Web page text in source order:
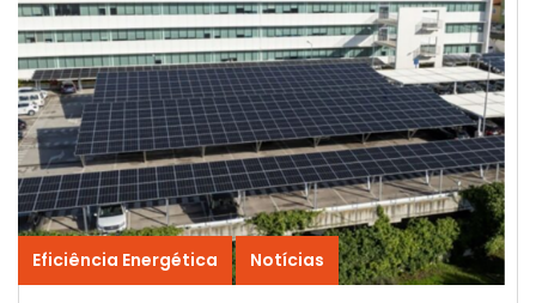
Eficiência Energética Notícias